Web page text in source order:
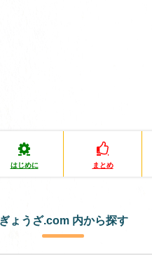
はじめに まとめ
ぎょうざ.com 内から探す